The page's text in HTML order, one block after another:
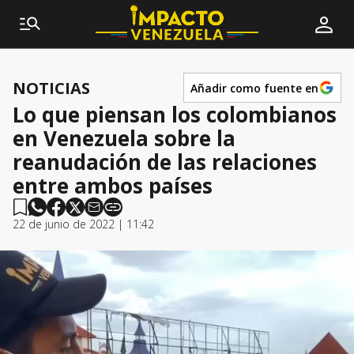
NOTICIAS Añadir como fuente en
Lo que piensan los colombianos
en Venezuela sobre la
reanudación de las relaciones
entre ambos países
22 de junio de 2022 | 11:42